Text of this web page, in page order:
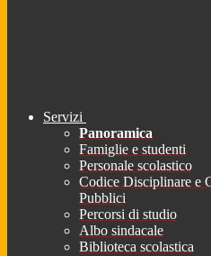
Servizi
Panoramica
Famiglie e studenti
Personale scolastico
Codice Disciplinare e
Pubblici
Percorsi di studio
Albo sindacale
Biblioteca scolastica